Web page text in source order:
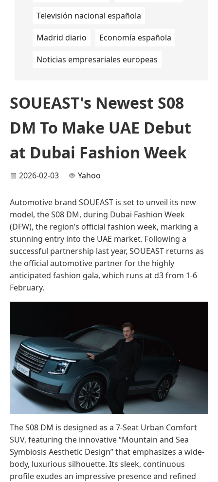
Televisión nacional española
Madrid diario Economía española
Noticias empresariales europeas
SOUEAST's Newest S08
DM To Make UAE Debut
at Dubai Fashion Week
2026-02-03 Yahoo
Automotive brand SOUEAST is set to unveil its new
model, the S08 DM, during Dubai Fashion Week
(DFW), the region’s official fashion week, marking a
stunning entry into the UAE market. Following a
successful partnership last year, SOUEAST returns as
the official automotive partner for the highly
anticipated fashion gala, which runs at d3 from 1-6
February.
The S08 DM is designed as a 7-Seat Urban Comfort
SUV, featuring the innovative “Mountain and Sea
Symbiosis Aesthetic Design” that emphasizes a wide-
body, luxurious silhouette. Its sleek, continuous
profile exudes an impressive presence and refined